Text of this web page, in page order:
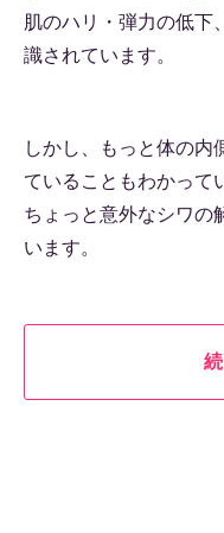
肌のハリ・弾力の低下
識されています。
しかし、もっと体の内
ていることもわかって
ちょっと意外なシワの
います。